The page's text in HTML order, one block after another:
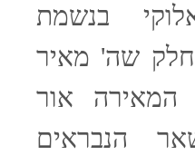
בנשמת
שה' מאיר
אור
הנבראים